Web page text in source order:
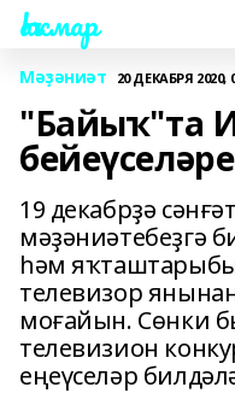
Һаҡмар
Мәҙәниәт 20 ДЕКАБРЯ 2020,
"Байыҡ"та
19 декабрҙә
мәҙәниәтебеҙгә
һәм
телевизор
моғайын. Сөнки
телевизион
еңеүселәр